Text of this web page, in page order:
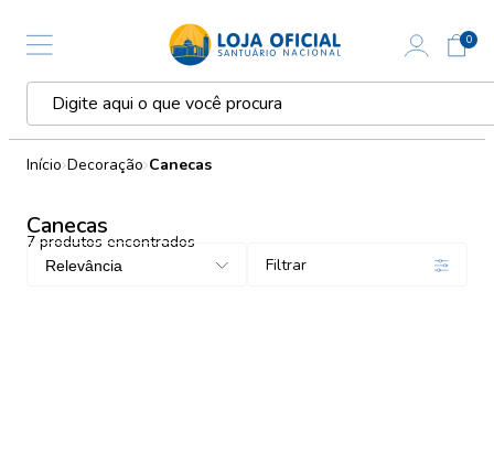
0
Início Decoração Canecas
Canecas
7 produtos encontrados
Relevância Filtrar